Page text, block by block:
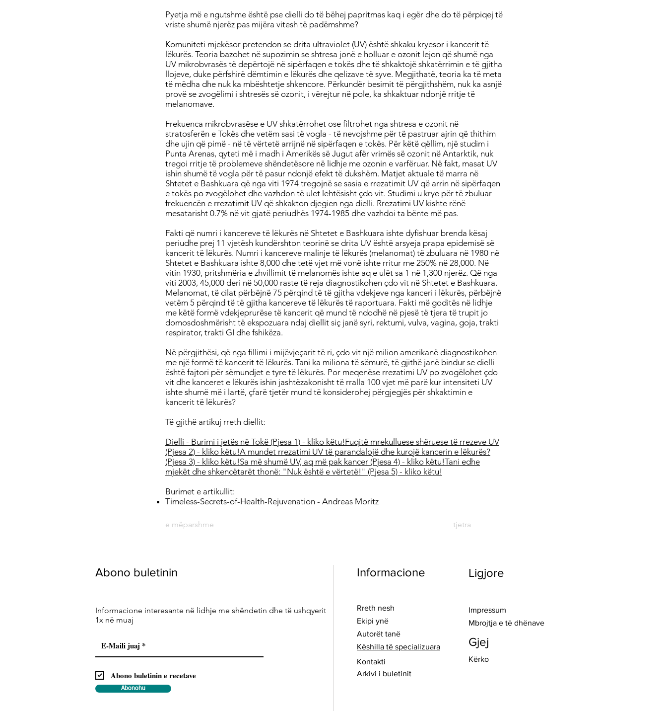
Pyetja më e ngutshme është pse dielli do të bëhej papritmas kaq i egër dhe do të përpiqej të
vriste shumë njerëz pas mijëra vitesh të padëmshme?
Komuniteti mjekësor pretendon se drita ultraviolet (UV) është shkaku kryesor i kancerit të
lëkurës. Teoria bazohet në supozimin se shtresa jonë e holluar e ozonit lejon që shumë nga
UV mikrobvrasës të depërtojë në sipërfaqen e tokës dhe të shkaktojë shkatërrimin e të gjitha
llojeve, duke përfshirë dëmtimin e lëkurës dhe qelizave të syve. Megjithatë, teoria ka të meta
të mëdha dhe nuk ka mbështetje shkencore. Përkundër besimit të përgjithshëm, nuk ka asnjë
provë se zvogëlimi i shtresës së ozonit, i vërejtur në pole, ka shkaktuar ndonjë rritje të
melanomave.
Frekuenca mikrobvrasëse e UV shkatërrohet ose filtrohet nga shtresa e ozonit në
stratosferën e Tokës dhe vetëm sasi të vogla - të nevojshme për të pastruar ajrin që thithim
dhe ujin që pimë - në të vërtetë arrijnë në sipërfaqen e tokës. Për këtë qëllim, një studim i
Punta Arenas, qyteti më i madh i Amerikës së Jugut afër vrimës së ozonit në Antarktik, nuk
tregoi rritje të problemeve shëndetësore në lidhje me ozonin e varfëruar. Në fakt, masat UV
ishin shumë të vogla për të pasur ndonjë efekt të dukshëm. Matjet aktuale të marra në
Shtetet e Bashkuara që nga viti 1974 tregojnë se sasia e rrezatimit UV që arrin në sipërfaqen
e tokës po zvogëlohet dhe vazhdon të ulet lehtësisht çdo vit. Studimi u krye për të zbuluar
frekuencën e rrezatimit UV që shkakton djegien nga dielli. Rrezatimi UV kishte rënë
mesatarisht 0.7% në vit gjatë periudhës 1974-1985 dhe vazhdoi ta bënte më pas.
Fakti që numri i kancereve të lëkurës në Shtetet e Bashkuara ishte dyfishuar brenda kësaj
periudhe prej 11 vjetësh kundërshton teorinë se drita UV është arsyeja prapa epidemisë së
kancerit të lëkurës. Numri i kancereve malinje të lëkurës (melanomat) të zbuluara në 1980 në
Shtetet e Bashkuara ishte 8,000 dhe tetë vjet më vonë ishte rritur me 250% në 28,000. Në
vitin 1930, pritshmëria e zhvillimit të melanomës ishte aq e ulët sa 1 në 1,300 njerëz. Që nga
viti 2003, 45,000 deri në 50,000 raste të reja diagnostikohen çdo vit në Shtetet e Bashkuara.
Melanomat, të cilat përbëjnë 75 përqind të të gjitha vdekjeve nga kanceri i lëkurës, përbëjnë
vetëm 5 përqind të të gjitha kancereve të lëkurës të raportuara. Fakti më goditës në lidhje
me këtë formë vdekjeprurëse të kancerit që mund të ndodhë në pjesë të tjera të trupit jo
domosdoshmërisht të ekspozuara ndaj diellit siç janë syri, rektumi, vulva, vagina, goja, trakti
respirator, trakti GI dhe fshikëza.
Në përgjithësi, që nga fillimi i mijëvjeçarit të ri, çdo vit një milion amerikanë diagnostikohen
me një formë të kancerit të lëkurës. Tani ka miliona të sëmurë, të gjithë janë bindur se dielli
është fajtori për sëmundjet e tyre të lëkurës. Por meqenëse rrezatimi UV po zvogëlohet çdo
vit dhe kanceret e lëkurës ishin jashtëzakonisht të rralla 100 vjet më parë kur intensiteti UV
ishte shumë më i lartë, çfarë tjetër mund të konsiderohej përgjegjës për shkaktimin e
kancerit të lëkurës?
Të gjithë artikuj rreth diellit:
Dielli - Burimi i jetës në Tokë (Pjesa 1) - kliko këtu!Fuqitë mrekulluese shëruese të rrezeve UV
(Pjesa 2) - kliko këtu!A mundet rrezatimi UV të parandalojë dhe kurojë kancerin e lëkurës?
(Pjesa 3) - kliko këtu!Sa më shumë UV, aq më pak kancer (Pjesa 4) - kliko këtu!Tani edhe
mjekët dhe shkencëtarët thonë: "Nuk është e vërtetë!" (Pjesa 5) - kliko këtu!
Burimet e artikullit:
Timeless-Secrets-of-Health-Rejuvenation - Andreas Moritz
e mëparshme tjetra
Abono buletinin
Informacione interesante në lidhje me shëndetin dhe të ushqyerit
1x në muaj
Abono buletinin e recetave
Abonohu
Informacione
Rreth nesh
Ekipi ynë
Autorët tanë
Këshilla të specializuara
Kontakti
Ligjore
Impressum
Mbrojtja e të dhënave
Gjej
Kërko
Arkivi i buletinit